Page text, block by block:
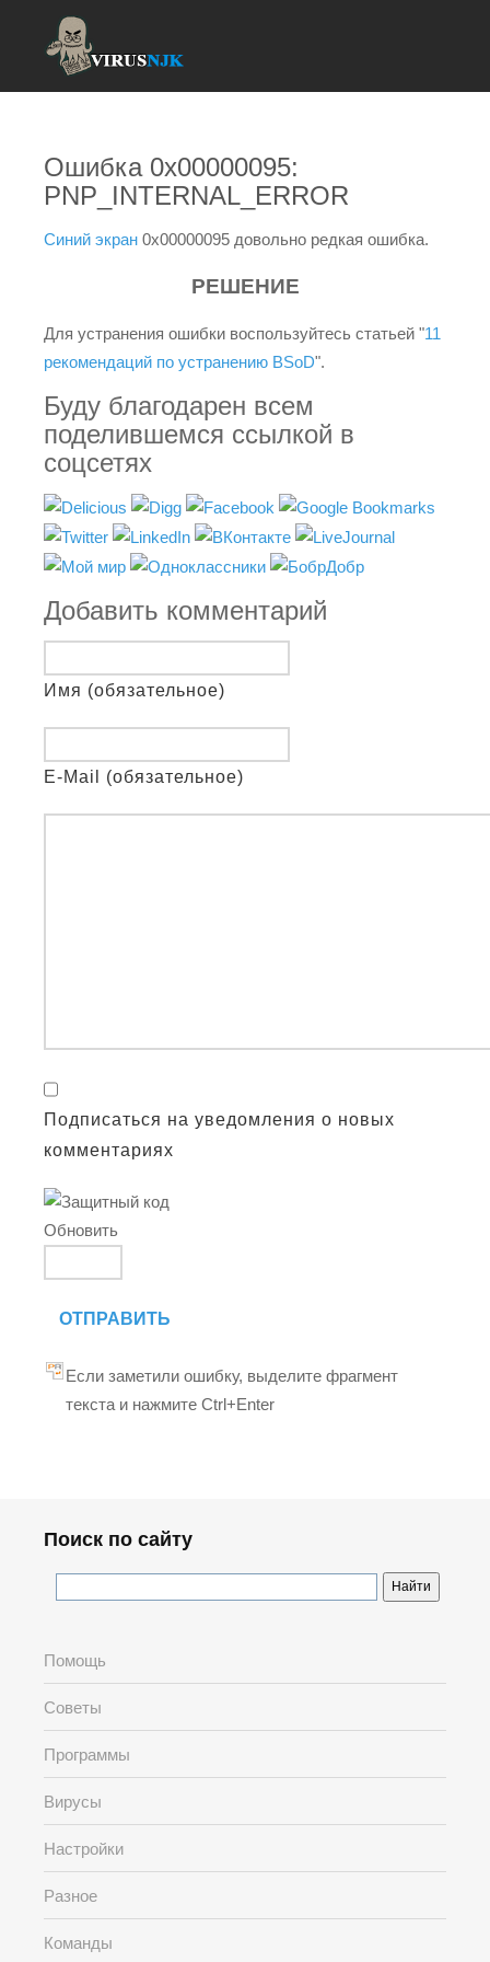
Ошибка 0x00000095:
PNP_INTERNAL_ERROR
Синий экран 0x00000095 довольно редкая ошибка.
РЕШЕНИЕ
Для устранения ошибки воспользуйтесь статьей "11
рекомендаций по устранению BSoD".
Буду благодарен всем
поделившемся ссылкой в
соцсетях
Добавить комментарий
Имя (обязательное)
E-Mail (обязательное)
Подписаться на уведомления о новых
комментариях
Обновить
ОТПРАВИТЬ
Если заметили ошибку, выделите фрагмент
текста и нажмите Ctrl+Enter
Поиск по сайту
Помощь
Советы
Программы
Вирусы
Настройки
Разное
Команды